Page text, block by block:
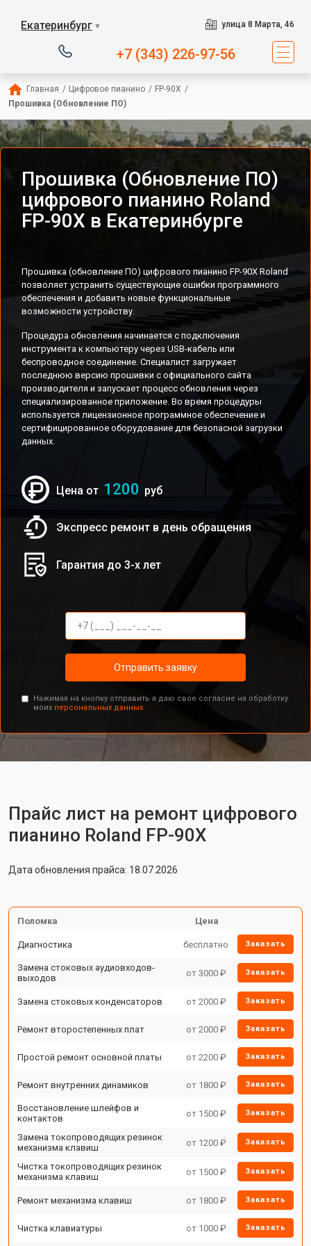
Екатеринбург ▼ улица 8 Марта, 46
+7 (343) 226-97-56
Главная / Цифровое пианино / FP-90X /
Прошивка (Обновление ПО)
Прошивка (Обновление ПО)
цифрового пианино Roland
FP-90X в Екатеринбурге
Прошивка (обновление ПО) цифрового пианино FP-90X Roland
позволяет устранить существующие ошибки программного
обеспечения и добавить новые функциональные
возможности устройству.
Процедура обновления начинается с подключения
инструмента к компьютеру через USB-кабель или
беспроводное соединение. Специалист загружает
последнюю версию прошивки с официального сайта
производителя и запускает процесс обновления через
специализированное приложение. Во время процедуры
используется лицензионное программное обеспечение и
сертифицированное оборудование для безопасной загрузки
данных.
Цена от 1200 руб
Экспресс ремонт в день обращения
Гарантия до 3-х лет
Отправить заявку
Нажимая на кнопку отправить я даю свое согласие на обработку
моих персональных данных.
Прайс лист на ремонт цифрового
пианино Roland FP-90X
Дата обновления прайса: 18.07.2026
Поломка Цена
Диагностика бесплатно Заказать
Замена стоковых аудиовходов-
выходов
от 3000 ₽ Заказать
Замена стоковых конденсаторов от 2000 ₽ Заказать
Ремонт второстепенных плат от 2000 ₽ Заказать
Простой ремонт основной платы от 2200 ₽ Заказать
Ремонт внутренних динамиков от 1800 ₽ Заказать
Восстановление шлейфов и
контактов
от 1500 ₽ Заказать
Замена токопроводящих резинок
механизма клавиш
от 1200 ₽ Заказать
Чистка токопроводящих резинок
механизма клавиш
от 1500 ₽ Заказать
Ремонт механизма клавиш от 1800 ₽ Заказать
Чистка клавиатуры от 1000 ₽ Заказать